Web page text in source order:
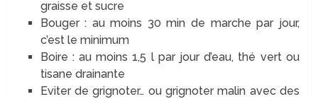
graisse et sucre
Bouger : au moins 30 min de marche par jour,
c’est le minimum
Boire : au moins 1,5 l par jour d’eau, thé vert ou
tisane drainante
Eviter de grignoter… ou grignoter malin avec des